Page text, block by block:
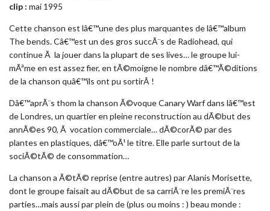
clip : mai 1995
Cette chanson est lâ€™une des plus marquantes de lâ€™album
The bends. Câ€™est un des gros succÃ¨s de Radiohead, qui
continue Ã la jouer dans la plupart de ses lives… le groupe lui-
mÃªme en est assez fier, en tÃ©moigne le nombre dâ€™Ã©ditions
de la chanson quâ€™ils ont pu sortirÂ !
Dâ€™aprÃ¨s thom la chanson Ã©voque Canary Warf dans lâ€™est
de Londres, un quartier en pleine reconstruction au dÃ©but des
annÃ©es 90, Ã vocation commerciale… dÃ©corÃ© par des
plantes en plastiques, dâ€™oÃ¹ le titre. Elle parle surtout de la
sociÃ©tÃ© de consommation…
La chanson a Ã©tÃ© reprise (entre autres) par Alanis Morisette,
dont le groupe faisait au dÃ©but de sa carriÃ¨re les premiÃ¨res
parties…mais aussi par plein de (plus ou moins : ) beau monde :